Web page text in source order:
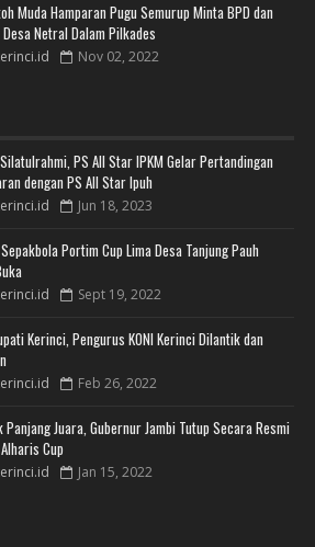
Muda Hamparan Pugu Semurup Minta BPD dan
Netral Dalam Pilkades
Nov 02, 2022
PS All Star IPKM Gelar Pertandingan
dengan PS All Star Ipuh
Jun 18, 2023
Portim Cup Lima Desa Tanjung Pauh
Sept 19, 2022
Kerinci, Pengurus KONI Kerinci Dilantik dan
Feb 26, 2022
Panjang Juara, Gubernur Jambi Tutup Secara Resmi
Cup
Jan 15, 2022